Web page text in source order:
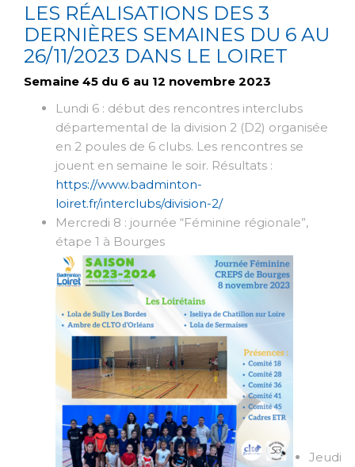
LES RÉALISATIONS DES 3
DERNIÈRES SEMAINES DU 6 AU
26/11/2023 DANS LE LOIRET
Semaine 45 du 6 au 12 novembre 2023
Lundi 6 : début des rencontres interclubs
départemental de la division 2 (D2) organisée
en 2 poules de 6 clubs. Les rencontres se
jouent en semaine le soir. Résultats :
https://www.badminton-
loiret.fr/interclubs/division-2/
Mercredi 8 : journée “Féminine régionale”,
étape 1 à Bourges
Jeudi